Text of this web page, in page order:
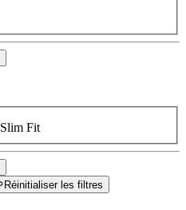
Slim Fit
Réinitialiser les filtres